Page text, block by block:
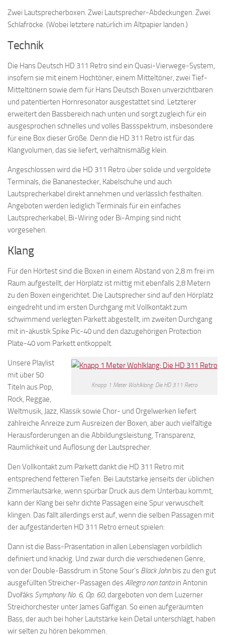
Zwei Lautsprecherboxen. Zwei Lautsprecher-Abdeckungen. Zwei
Schlafröcke. (Wobei letztere natürlich im Altpapier landen.)
Technik
Die Hans Deutsch HD 311 Retro sind ein Quasi-Vierwege-System,
insofern sie mit einem Hochtöner, einem Mitteltöner, zwei Tief-
Mitteltönern sowie dem für Hans Deutsch Boxen unverzichtbaren
und patentierten Hornresonator ausgestattet sind. Letzterer
erweitert den Bassbereich nach unten und sorgt zugleich für ein
ausgesprochen schnelles und volles Bassspektrum, insbesondere
für eine Box dieser Größe. Denn die HD 311 Retro ist für das
Klangvolumen, das sie liefert, verhältnismäßig klein.
Angeschlossen wird die HD 311 Retro über solide und vergoldete
Terminals, die Bananestecker, Kabelschuhe und auch
Lautsprecherkabel direkt annehmen und verlässlich festhalten.
Angeboten werden lediglich Terminals für ein einfaches
Lautsprecherkabel, Bi-Wiring oder Bi-Amping sind nicht
vorgesehen.
Klang
Für den Hörtest sind die Boxen in einem Abstand von 2,8 m frei im
Raum aufgestellt, der Hörplatz ist mittig mit ebenfalls 2,8 Metern
zu den Boxen eingerichtet. Die Lautsprecher sind auf den Hörplatz
eingedreht und im ersten Durchgang mit Vollkontakt zum
schwimmend verlegten Parkett abgestellt, im zweiten Durchgang
mit in-akustik Spike Pic-40 und den dazugehörigen Protection
Plate-40 vom Parkett entkoppelt.
Knapp 1 Meter Wohlklang: Die HD 311 Retro
Unsere Playlist
mit über 50
Titeln aus Pop,
Rock, Reggae,
Weltmusik, Jazz, Klassik sowie Chor- und Orgelwerken liefert
zahlreiche Anreize zum Ausreizen der Boxen, aber auch vielfältige
Herausforderungen an die Abbildungsleistung, Transparenz,
Räumlichkeit und Auflösung der Lautsprecher.
Den Vollkontakt zum Parkett dankt die HD 311 Retro mit
entsprechend fetteren Tiefen. Bei Lautstärke jenseits der üblichen
Zimmerlautsärke, wenn spürbar Druck aus dem Unterbau kommt,
kann der Klang bei sehr dichte Passagen eine Spur verwuschelt
klingen. Das fällt allerdings erst auf, wenn die selben Passagen mit
der aufgeständerten HD 311 Retro erneut spielen:
Dann ist die Bass-Präsentation in allen Lebenslagen vorbildlich
definiert und knackig. Und zwar durch die verschiedenen Genre,
von der Double-Bassdrum in Stone Sour’s Black Johnbis zu den gut
ausgefüllten Streicher-Passagen desAllegro non tantoin Antonin
Dvořáks Symphony No. 6, Op. 60, dargeboten von dem Luzerner
Streichorchester unter James Gaffigan. So einen aufgeräumten
Bass, der auch bei hoher Lautstärke kein Detail unterschlägt, haben
wir selten zu hören bekommen.